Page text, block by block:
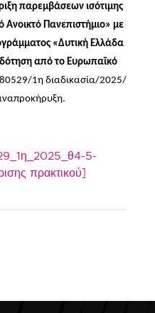
παρεμβάσεων ισότιμης
Πανεπιστήμιο» με
«Δυτική Ελλάδα
από το Ευρωπαϊκό
1η διαδικασία/2025/
5-
πρακτικού]